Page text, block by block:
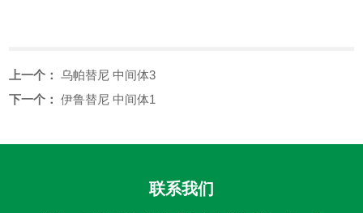
上一个：乌帕替尼 中间体3
下一个：伊鲁替尼 中间体1
联系我们